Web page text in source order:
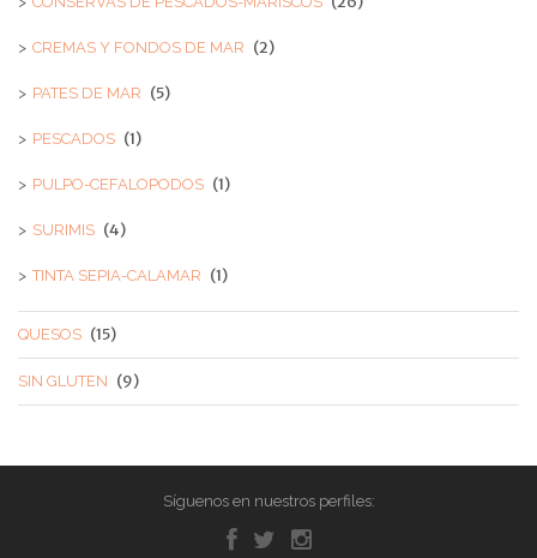
CREMAS Y FONDOS DE MAR (2)
PATES DE MAR (5)
PESCADOS (1)
PULPO-CEFALOPODOS (1)
SURIMIS (4)
TINTA SEPIA-CALAMAR (1)
QUESOS (15)
SIN GLUTEN (9)
Síguenos en nuestros perfiles: